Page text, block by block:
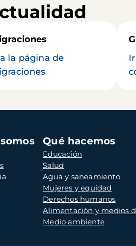
la página de
Qué hacemos
Educación
Salud
Agua y saneamiento
Mujeres y equidad
Derechos humanos
Alimentación y medios
Medio ambiente